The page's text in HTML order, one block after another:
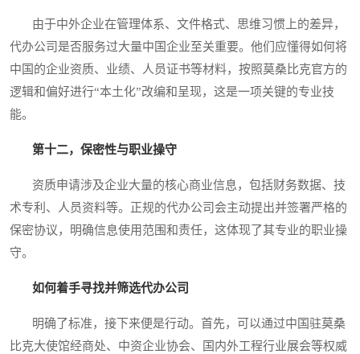
由于中外企业在管理体系、文件格式、思维习惯上的差异，
代办公司是否服务过大量中国企业至关重要。他们应懂得如何将
中国的企业资质、业绩、人员证书等材料，按照莫桑比克官方的
逻辑和偏好进行“本土化”改编和呈现，这是一项关键的专业技
能。
第十二，保密性与职业操守
资质申请涉及企业大量的核心商业信息，包括财务数据、技
术专利、人员资料等。正规的代办公司会主动提出并签署严格的
保密协议，明确信息使用范围和责任，这体现了其专业的职业操
守。
如何着手寻找并筛选代办公司
明确了标准，接下来便是行动。首先，可以通过中国驻莫桑
比克大使馆经商处、中资企业协会、国内外工程行业展会等权威